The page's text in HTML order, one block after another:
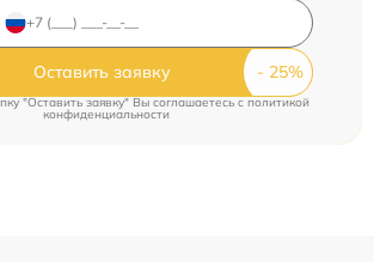
Оставить заявку
"Оставить заявку" Вы соглашаетесь cполитикой
конфиденциальности